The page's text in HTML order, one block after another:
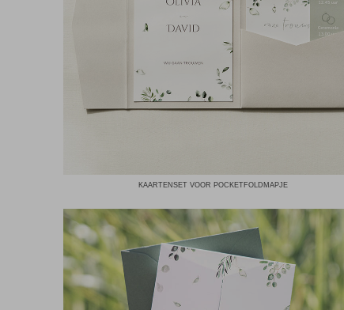
KAARTENSET VOOR POCKETFOLDMAPJE